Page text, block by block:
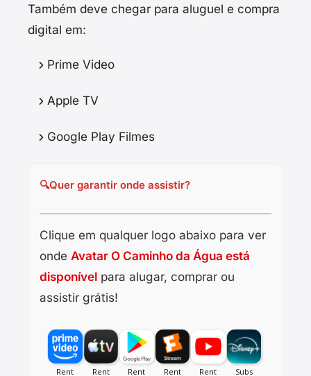
Também deve chegar para aluguel e compra
digital em:
Prime Video
Apple TV
Google Play Filmes
🔍Quer garantir onde assistir?
Clique em qualquer logo abaixo para ver
onde Avatar O Caminho da Água está
disponível para alugar, comprar ou
assistir grátis!